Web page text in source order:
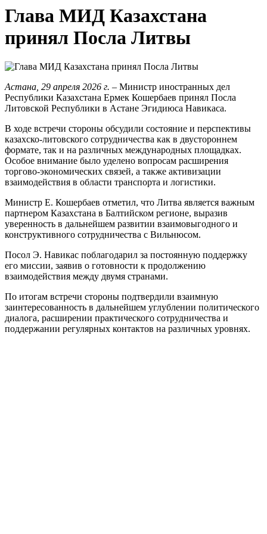
Глава МИД Казахстана
принял Посла Литвы
Астана, 29 апреля 2026 г. – Министр иностранных дел
Республики Казахстана Ермек Кошербаев принял Посла
Литовской Республики в Астане Эгидиюса Навикаса.
В ходе встречи стороны обсудили состояние и перспективы
казахско-литовского сотрудничества как в двустороннем
формате, так и на различных международных площадках.
Особое внимание было уделено вопросам расширения
торгово-экономических связей, а также активизации
взаимодействия в области транспорта и логистики.
Министр Е. Кошербаев отметил, что Литва является важным
партнером Казахстана в Балтийском регионе, выразив
уверенность в дальнейшем развитии взаимовыгодного и
конструктивного сотрудничества с Вильнюсом.
Посол Э. Навикас поблагодарил за постоянную поддержку
его миссии, заявив о готовности к продолжению
взаимодействия между двумя странами.
По итогам встречи стороны подтвердили взаимную
заинтересованность в дальнейшем углублении политического
диалога, расширении практического сотрудничества и
поддержании регулярных контактов на различных уровнях.